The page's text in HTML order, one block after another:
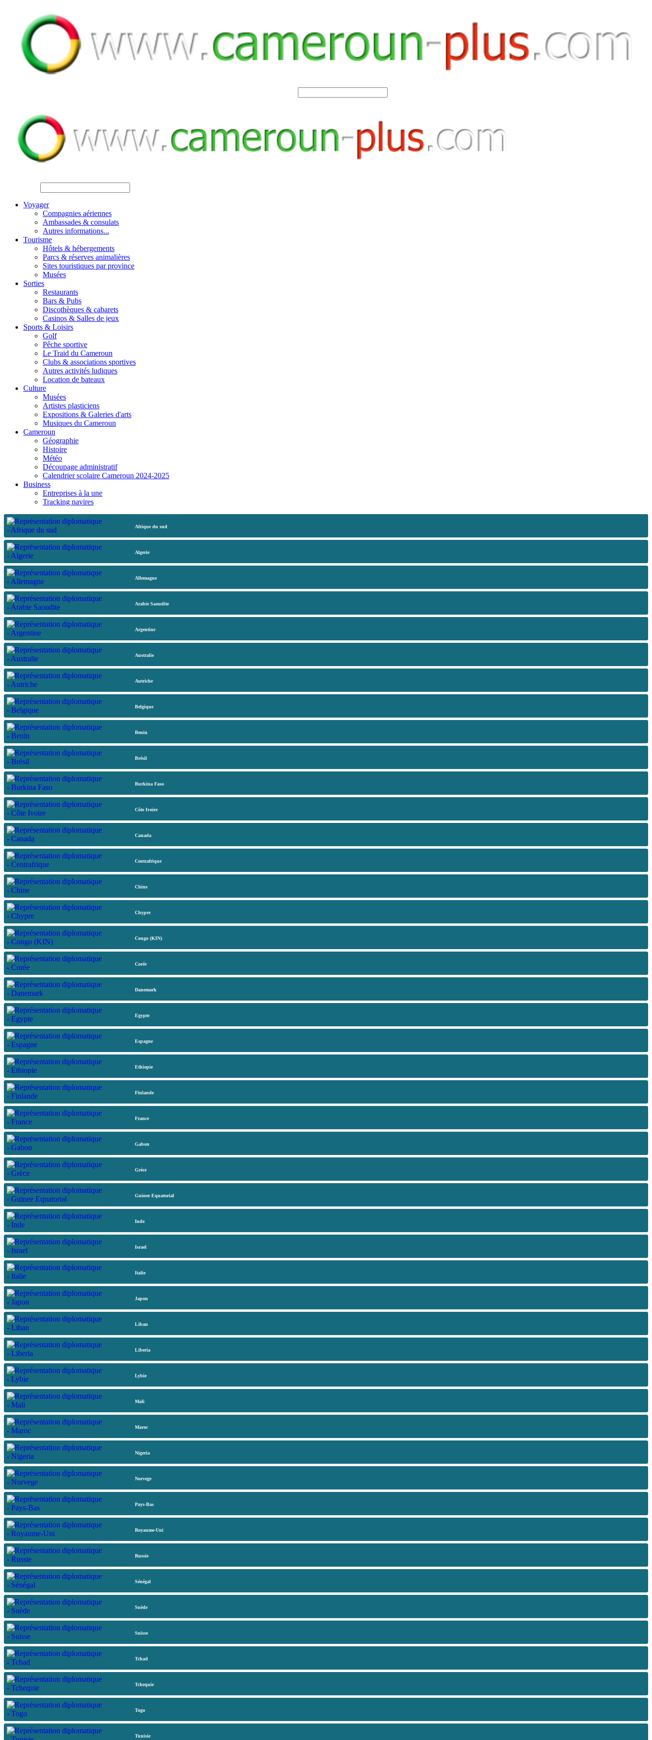
Voyager
Compagnies aériennes
Ambassades & consulats
Autres informations...
Tourisme
Hôtels & hébergements
Parcs & réserves animalières
Sites touristiques par province
Musées
Sorties
Restaurants
Bars & Pubs
Discothèques & cabarets
Casinos & Salles de jeux
Sports & Loisirs
Golf
Pêche sportive
Le Traid du Cameroun
Clubs & associations sportives
Autres activités ludiques
Location de bateaux
Culture
Musées
Artistes plasticiens
Expositions & Galeries d'arts
Musiques du Cameroun
Cameroun
Géographie
Histoire
Météo
Découpage administratif
Calendrier scolaire Cameroun 2024-2025
Business
Entreprises à la une
Tracking navires
Afrique du sud
Algerie
Allemagne
Arabie Saoudite
Argentine
Australie
Autriche
Belgique
Benin
Brésil
Burkina Faso
Côte Ivoire
Canada
Centrafrique
Chine
Chypre
Congo (KIN)
Corée
Danemark
Egypte
Espagne
Ethiopie
Finlande
France
Gabon
Grèce
Guinee Equatorial
Inde
Israel
Italie
Japon
Liban
Liberia
Lybie
Mali
Maroc
Nigeria
Norvege
Pays-Bas
Royaume-Uni
Russie
Sénégal
Suède
Suisse
Tchad
Tchequie
Togo
Tunisie